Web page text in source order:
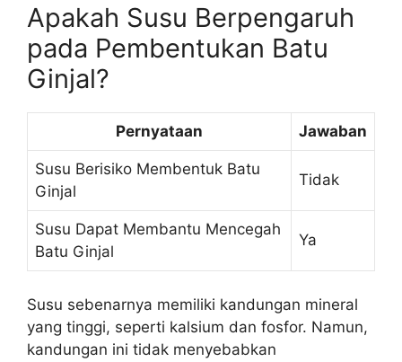
Apakah Susu Berpengaruh
pada Pembentukan Batu
Ginjal?
Pernyataan Jawaban
Susu Berisiko Membentuk Batu
Ginjal
Tidak
Susu Dapat Membantu Mencegah
Batu Ginjal
Ya
Susu sebenarnya memiliki kandungan mineral
yang tinggi, seperti kalsium dan fosfor. Namun,
kandungan ini tidak menyebabkan